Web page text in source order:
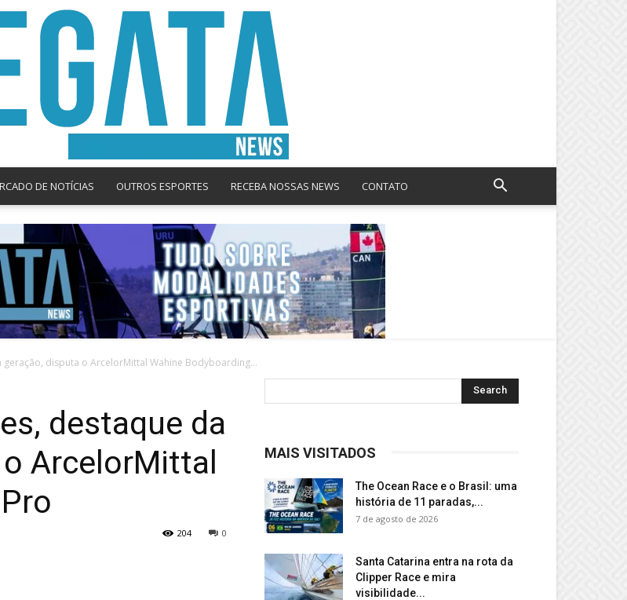
News
DE NOTÍCIAS OUTROS ESPORTES RECEBA NOSSAS NEWS CONTATO
geração, disputa o ArcelorMittal Wahine Bodyboarding...
destaque da
ArcelorMittal
0
204
MAIS VISITADOS
The Ocean Race e o Brasil: uma
história de 11 paradas,...
7 de agosto de 2026
Santa Catarina entra na rota da
Clipper Race e mira
visibilidade...